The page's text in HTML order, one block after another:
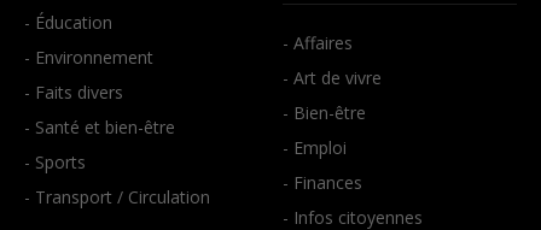
- Éducation
- Environnement
- Faits divers
- Santé et bien-être
- Sports
- Transport / Circulation
- Affaires
- Art de vivre
- Bien-être
- Emploi
- Finances
- Infos citoyennes